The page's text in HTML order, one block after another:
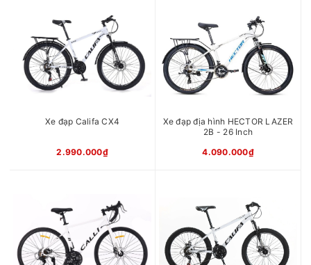
Xe đạp Califa CX4
2.990.000₫
Xe đạp địa hình HECTOR LAZER
2B - 26 Inch
4.090.000₫